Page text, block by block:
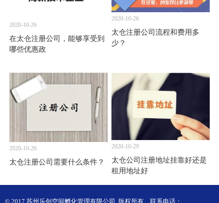
2020-10-26
在太仓注册公司，能够享受到
哪些优惠政
2020-10-26
太仓注册公司流程和费用多
少？
2020-10-26
太仓注册公司需要什么条件？
2020-10-29
太仓公司注册地址挂靠好还是
租用地址好
© 2017 苏州乐创空间孵化管理有限公司 版权所有 联系电话：